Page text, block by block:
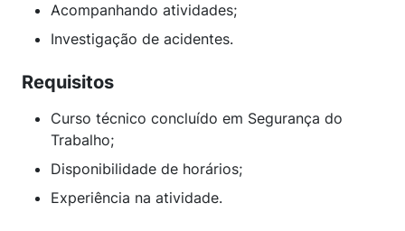
Acompanhando atividades;
Investigação de acidentes.
Requisitos
Curso técnico concluído em Segurança do
Trabalho;
Disponibilidade de horários;
Experiência na atividade.